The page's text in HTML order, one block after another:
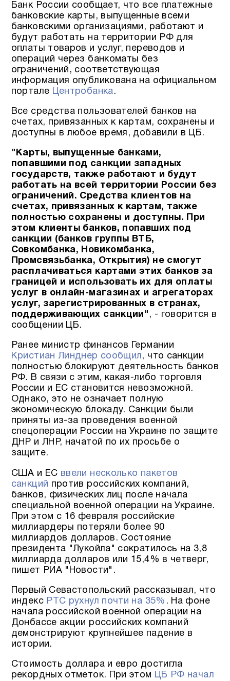
Банк России сообщает, что все платежные
банковские карты, выпущенные всеми
банковскими организациями, работают и
будут работать на территории РФ для
оплаты товаров и услуг, переводов и
операций через банкоматы без
ограничений, соответствующая
информация опубликована на официальном
портале Центробанка.
Все средства пользователей банков на
счетах, привязанных к картам, сохранены и
доступны в любое время, добавили в ЦБ.
"Карты, выпущенные банками,
попавшими под санкции западных
государств, также работают и будут
работать на всей территории России без
ограничений. Средства клиентов на
счетах, привязанных к картам, также
полностью сохранены и доступны. При
этом клиенты банков, попавших под
санкции (банков группы ВТБ,
Совкомбанка, Новикомбанка,
Промсвязьбанка, Открытия) не смогут
расплачиваться картами этих банков за
границей и использовать их для оплаты
услуг в онлайн-магазинах и агрегаторах
услуг, зарегистрированных в странах,
поддерживающих санкции" , - говорится в
сообщении ЦБ.
Ранее министр финансов Германии
Кристиан Линднер сообщил, что санкции
полностью блокируют деятельность банков
РФ. В связи с этим, какая-либо торговля
России и ЕС становится невозможной.
Однако, это не означает полную
экономическую блокаду. Санкции были
приняты из-за проведения военной
спецоперации России на Украине по защите
ДНР и ЛНР, начатой по их просьбе о
защите.
США и ЕС ввели несколько пакетов
санкций против российских компаний,
банков, физических лиц после начала
специальной военной операции на Украине.
При этом с 16 февраля российские
миллиардеры потеряли более 90
миллиардов долларов. Состояние
президента "Лукойла" сократилось на 3,8
миллиарда долларов или 15,4% в четверг,
пишет РИА "Новости".
Первый Севастопольский рассказывал, что
индекс РТС рухнул почти на 35% . На фоне
начала российской военной операции на
Донбассе акции российских компаний
демонстрируют крупнейшее падение в
истории.
Стоимость доллара и евро достигла
рекордных отметок. При этом ЦБ РФ начал